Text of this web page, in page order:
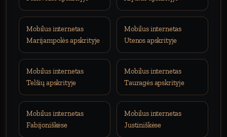
Mobilus internetas
Marijampolės apskrityje
Mobilus internetas
Utenos apskrityje
Mobilus internetas
Telšių apskrityje
Mobilus internetas
Tauragės apskrityje
Mobilus internetas
Fabijoniškėse
Mobilus internetas
Justiniškėse